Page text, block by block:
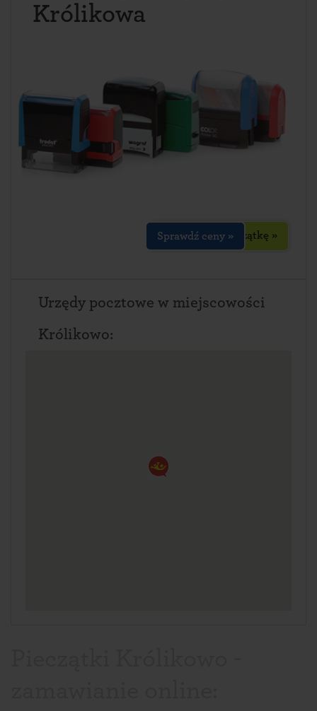
Królikowa
Zaprojektuj pieczątkę »
Sprawdź ceny »
Urzędy pocztowe w miejscowości
Królikowo: